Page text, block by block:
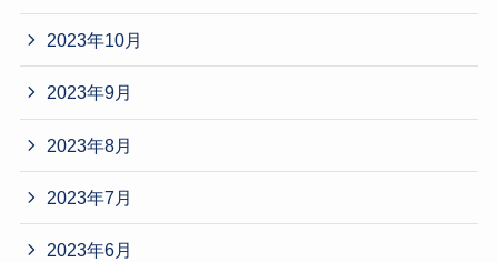
2023年10月
2023年9月
2023年8月
2023年7月
2023年6月